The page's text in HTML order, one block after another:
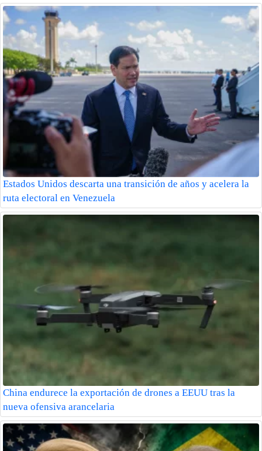
Estados Unidos descarta una transición de años y acelera la
ruta electoral en Venezuela
China endurece la exportación de drones a EEUU tras la
nueva ofensiva arancelaria